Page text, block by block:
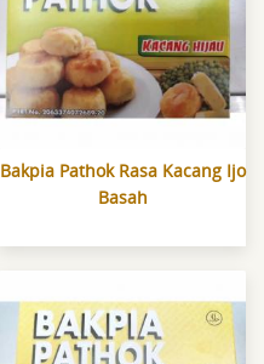
Bakpia Pathok Rasa Kacang Ijo
Basah